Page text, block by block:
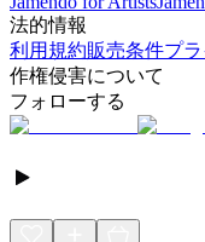
法的情報
利用規約販売条件プ
作権侵害について
フォローする